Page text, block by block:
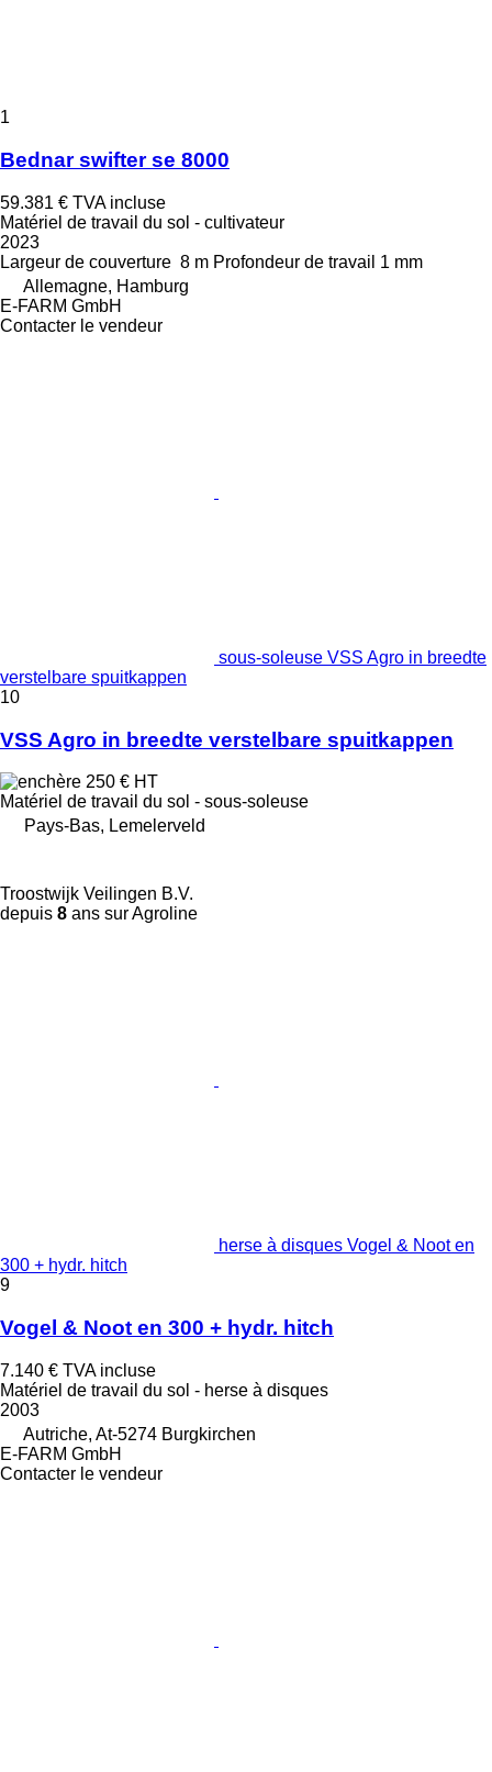
1
Bednar swifter se 8000
59.381 € TVA incluse
Matériel de travail du sol - cultivateur
2023
Largeur de couverture 8 m Profondeur de travail 1 mm
Allemagne, Hamburg
E-FARM GmbH
Contacter le vendeur
sous-soleuse VSS Agro in breedte
verstelbare spuitkappen
10
VSS Agro in breedte verstelbare spuitkappen
250 € HT
Matériel de travail du sol - sous-soleuse
Pays-Bas, Lemelerveld
Troostwijk Veilingen B.V.
depuis 8 ans sur Agroline
herse à disques Vogel & Noot en
300 + hydr. hitch
9
Vogel & Noot en 300 + hydr. hitch
7.140 € TVA incluse
Matériel de travail du sol - herse à disques
2003
Autriche, At-5274 Burgkirchen
E-FARM GmbH
Contacter le vendeur